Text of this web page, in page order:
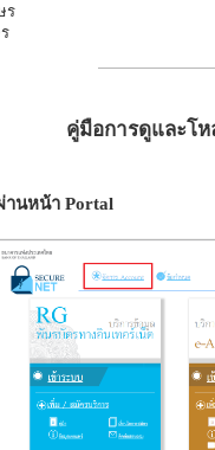
ร
คู่มือการดูและโห
านหน้า Portal